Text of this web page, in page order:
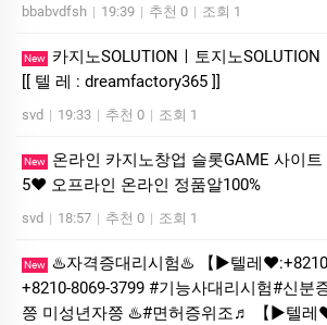
bbabvdfsh | 19:39 | 추천 0 | 조회 1
New
카­지노SOLUTIONㅣ토지노SOLUTION
[[ 텔 레 : dreamfactory365 ]]
svd | 19:33 | 추천 0 | 조회 1
New
온라인 카지노창업 슬롯GAME 사이
5❤ 오프라인 온라인 정품알100%
svd | 18:57 | 추천 0 | 조회 1
New
♨️자격증대리시험♨️ 【▶텔레
+8210-8069-3799 #기능사대리시험#신
쯩 미성년자쯩 ♨️#면허증위조♬ 【▶텔레